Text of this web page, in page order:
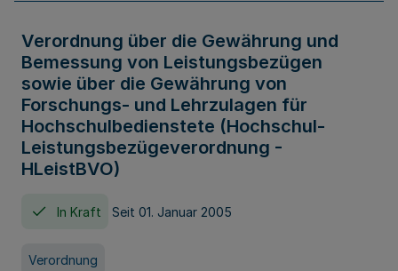
Verordnung über die Gewährung und
Bemessung von Leistungsbezügen
sowie über die Gewährung von
Forschungs- und Lehrzulagen für
Hochschulbedienstete (Hochschul-
Leistungsbezügeverordnung -
HLeistBVO)
In Kraft Seit 01. Januar 2005
Verordnung